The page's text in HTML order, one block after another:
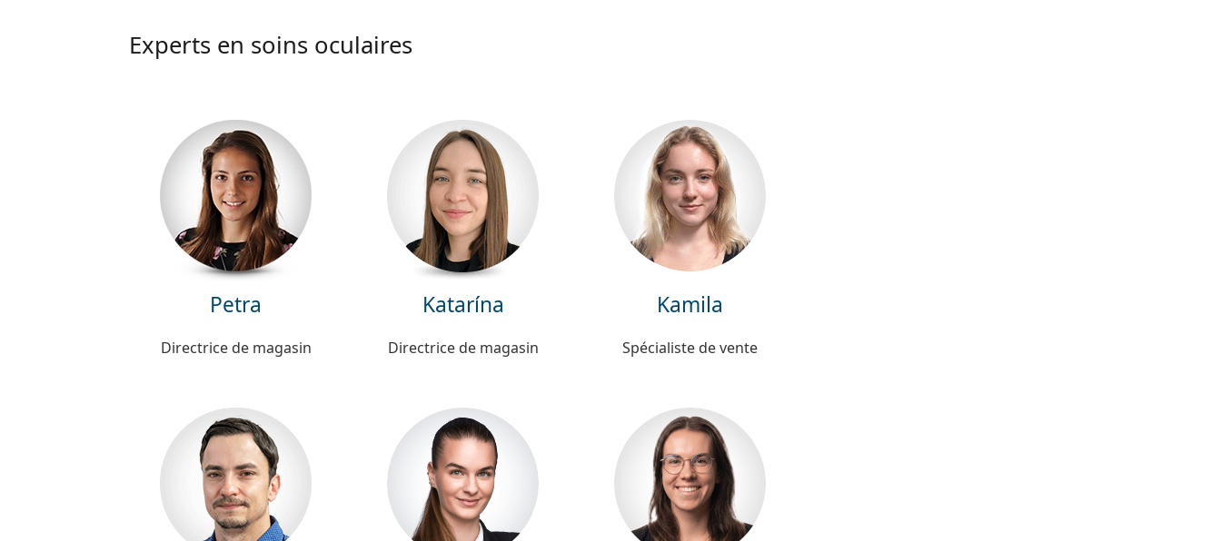
Experts en soins oculaires
Petra
Directrice de magasin
Katarína
Directrice de magasin
Kamila
Spécialiste de vente